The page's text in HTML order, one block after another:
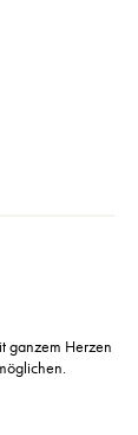
ganzem Herzen